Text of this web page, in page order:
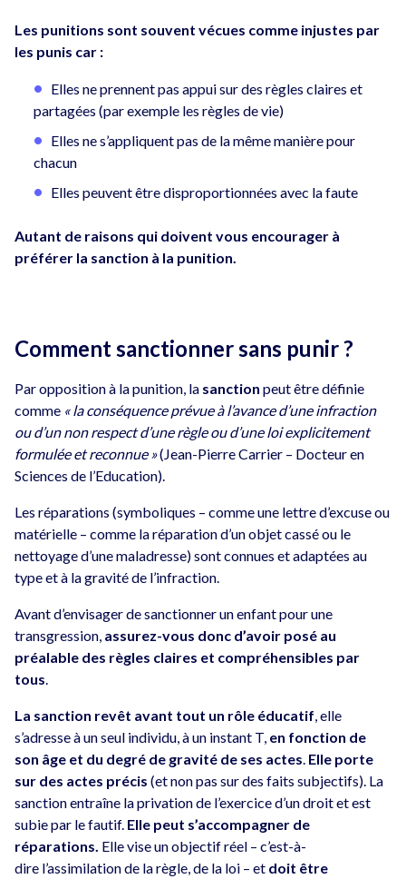
Les punitions sont souvent vécues comme injustes par
les punis car :
Elles ne prennent pas appui sur des règles claires et
partagées (par exemple les règles de vie)
Elles ne s’appliquent pas de la même manière pour
chacun
Elles peuvent être disproportionnées avec la faute
Autant de raisons qui doivent vous encourager à
préférer la sanction à la punition.
Comment sanctionner sans punir ?
Par opposition à la punition, la sanction peut être définie
comme « la conséquence prévue à l’avance d’une infraction
ou d’un non respect d’une règle ou d’une loi explicitement
formulée et reconnue »(Jean-Pierre Carrier – Docteur en
Sciences de l’Education).
Les réparations (symboliques – comme une lettre d’excuse ou
matérielle – comme la réparation d’un objet cassé ou le
nettoyage d’une maladresse) sont connues et adaptées au
type et à la gravité de l’infraction.
Avant d’envisager de sanctionner un enfant pour une
transgression, assurez-vous donc d’avoir posé au
préalable des règles claires et compréhensibles par
tous.
La sanction revêt avant tout un rôle éducatif, elle
s’adresse à un seul individu, à un instant T, en fonction de
son âge et du degré de gravité de ses actes. Elle porte
sur des actes précis (et non pas sur des faits subjectifs). La
sanction entraîne la privation de l’exercice d’un droit et est
subie par le fautif. Elle peut s’accompagner de
réparations. Elle vise un objectif réel – c’est-à-
dire l’assimilation de la règle, de la loi – et doit être